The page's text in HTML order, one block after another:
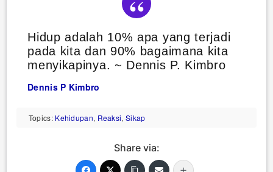
Hidup adalah 10% apa yang terjadi
pada kita dan 90% bagaimana kita
menyikapinya. ~ Dennis P. Kimbro
Dennis P Kimbro
Topics: Kehidupan, Reaksi, Sikap
Share via: